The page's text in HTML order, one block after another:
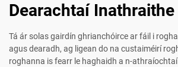
Dearachtaí Inathraithe
Tá ár solas gairdín ghrianchóirce ar fáil i
agus dearadh, ag ligean do na custaiméirí
roghanna is fearr le haghaidh a n-